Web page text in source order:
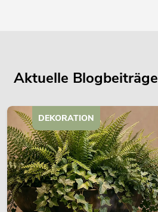
Aktuelle Blogbeiträge
DEKORATION